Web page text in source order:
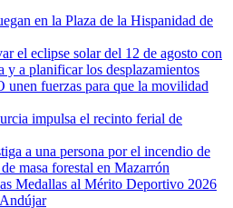
en la Plaza de la Hispanidad de
el eclipse solar del 12 de agosto con
y a planificar los desplazamientos
fuerzas para que la movilidad
impulsa el recinto ferial de
a una persona por el incendio de
masa forestal en Mazarrón
Medallas al Mérito Deportivo 2026